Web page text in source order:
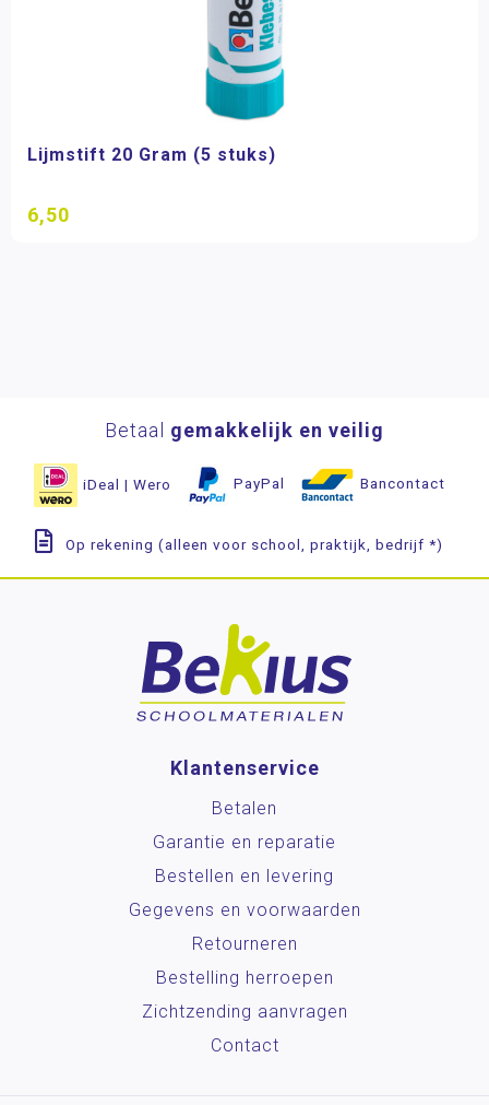
Lijmstift 20 Gram (5 stuks)
6,50
Betaal gemakkelijk en veilig
iDeal | Wero PayPal Bancontact
Op rekening (alleen voor school, praktijk, bedrijf *)
Klantenservice
Betalen
Garantie en reparatie
Bestellen en levering
Gegevens en voorwaarden
Retourneren
Bestelling herroepen
Zichtzending aanvragen
Contact